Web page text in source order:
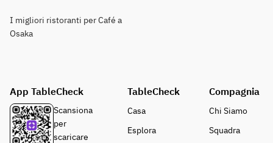
I migliori ristoranti per Café a
Osaka
App TableCheck
Scansiona
per
scaricare
TableCheck
Casa
Esplora
Compagnia
Chi Siamo
Squadra